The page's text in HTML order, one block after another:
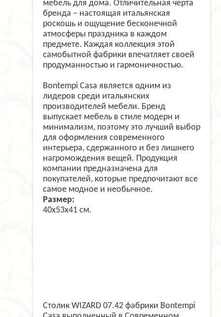
мебель для дома. Отличительная черта
бренда – настоящая итальянская
роскошь и ощущение бесконечной
атмосферы праздника в каждом
предмете. Каждая коллекция этой
самобытной фабрики впечатляет своей
продуманностью и гармоничностью.
Bontempi Casa является одним из
лидеров среди итальянских
производителей мебели. Бренд
выпускает мебель в стиле модерн и
минимализм, поэтому это лучший выбор
для оформления современного
интерьера, сдержанного и без лишнего
нагромождения вещей. Продукция
компании предназначена для
покупателей, которые предпочитают все
самое модное и необычное.
Размер:
40x53x41 см.
Столик WIZARD 07.42 фабрики Bontempi